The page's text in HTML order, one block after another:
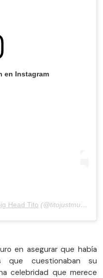
en Instagram
Head Tito (@titojustmusic) el
en asegurar que había
que cuestionaban su
celebridad que merece